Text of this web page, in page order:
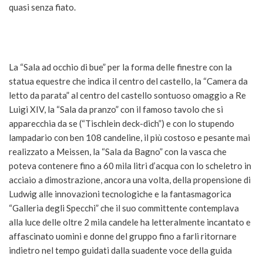
quasi senza fiato.
La “Sala ad occhio di bue” per la forma delle finestre con la
statua equestre che indica il centro del castello, la “Camera da
letto da parata” al centro del castello sontuoso omaggio a Re
Luigi XIV, la “Sala da pranzo” con il famoso tavolo che si
apparecchia da se (“Tischlein deck-dich”) e con lo stupendo
lampadario con ben 108 candeline, il più costoso e pesante mai
realizzato a Meissen, la “Sala da Bagno” con la vasca che
poteva contenere fino a 60 mila litri d’acqua con lo scheletro in
acciaio a dimostrazione, ancora una volta, della propensione di
Ludwig alle innovazioni tecnologiche e la fantasmagorica
“Galleria degli Specchi” che il suo committente contemplava
alla luce delle oltre 2 mila candele ha letteralmente incantato e
affascinato uomini e donne del gruppo fino a farli ritornare
indietro nel tempo guidati dalla suadente voce della guida